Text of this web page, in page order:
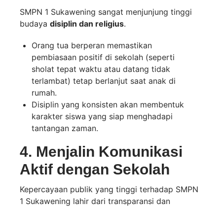
SMPN 1 Sukawening sangat menjunjung tinggi
budaya disiplin dan religius.
Orang tua berperan memastikan
pembiasaan positif di sekolah (seperti
sholat tepat waktu atau datang tidak
terlambat) tetap berlanjut saat anak di
rumah.
Disiplin yang konsisten akan membentuk
karakter siswa yang siap menghadapi
tantangan zaman.
4. Menjalin Komunikasi
Aktif dengan Sekolah
Kepercayaan publik yang tinggi terhadap SMPN
1 Sukawening lahir dari transparansi dan